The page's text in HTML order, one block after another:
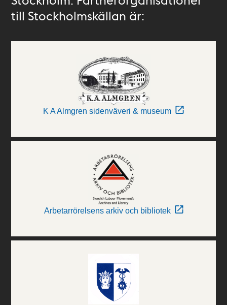
till Stockholmskällan är:
K A Almgren sidenväveri & museum
Arbetarrörelsens arkiv och bibliotek